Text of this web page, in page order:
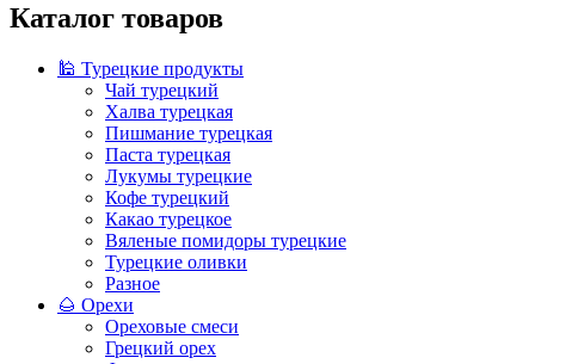
Каталог товаров
🕌 Турецкие продукты
Чай турецкий
Халва турецкая
Пишмание турецкая
Паста турецкая
Лукумы турецкие
Кофе турецкий
Какао турецкое
Вяленые помидоры турецкие
Турецкие оливки
Разное
🌰 Орехи
Ореховые смеси
Грецкий орех